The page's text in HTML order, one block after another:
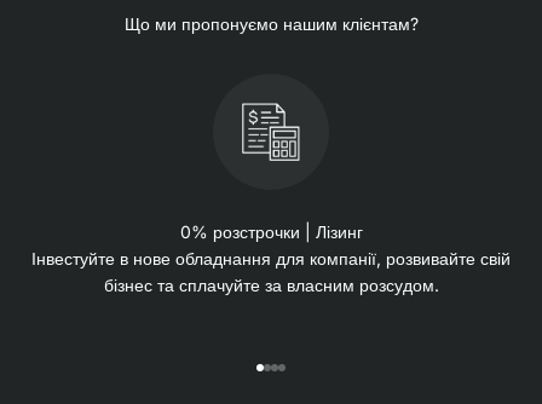
Що ми пропонуємо нашим клієнтам?
0% розстрочки | Лізинг
Інвестуйте в нове обладнання для компанії, розвивайте свій
бізнес та сплачуйте за власним розсудом.